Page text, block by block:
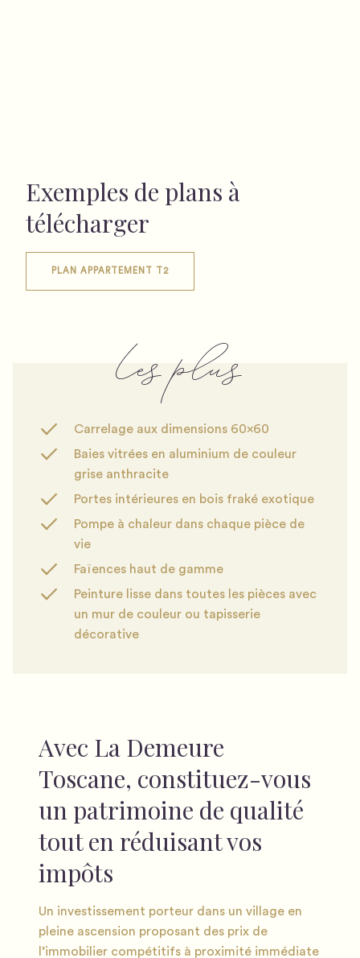
Exemples de plans à
télécharger
PLAN APPARTEMENT T2
Les plus
Carrelage aux dimensions 60x60
Baies vitrées en aluminium de couleur
grise anthracite
Portes intérieures en bois fraké exotique
Pompe à chaleur dans chaque pièce de
vie
Faïences haut de gamme
Peinture lisse dans toutes les pièces avec
un mur de couleur ou tapisserie
décorative
Avec La Demeure
Toscane, constituez-vous
un patrimoine de qualité
tout en réduisant vos
impôts
Un investissement porteur dans un village en
pleine ascension proposant des prix de
l’immobilier compétitifs à proximité immédiate